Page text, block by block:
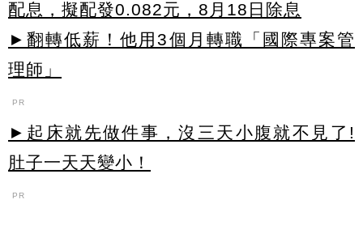
配息，擬配發0.082元，8月18日除息
►翻轉低薪！他用3個月轉職「國際專案管
理師」
PR
►起床就先做件事，沒三天小腹就不見了!
肚子一天天變小！
PR